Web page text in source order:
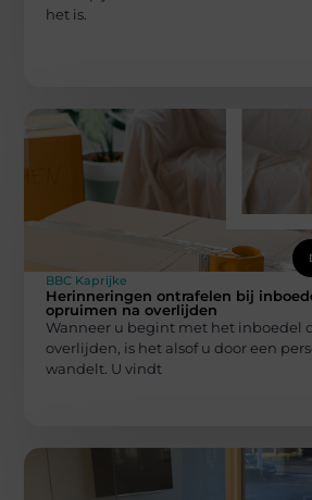
het is.
BBC Kaprijke
Herinneringen ontrafelen bij
opruimen na overlijden
Wanneer u begint met het inboedel
overlijden, is het alsof u door een
wandelt. U vindt